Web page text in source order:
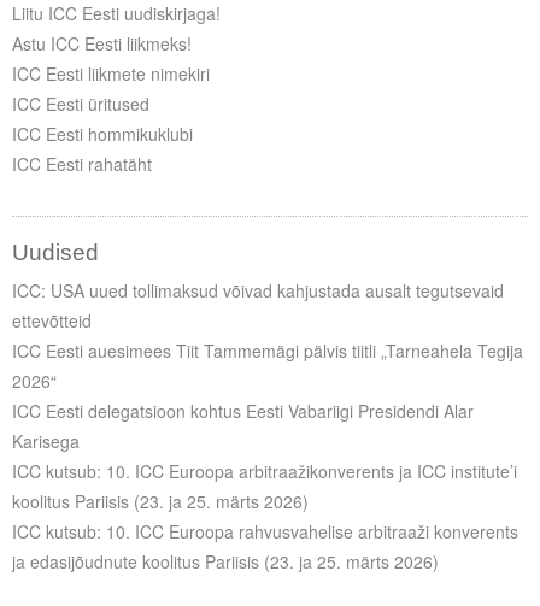
Liitu ICC Eesti uudiskirjaga!
Astu ICC Eesti liikmeks!
ICC Eesti liikmete nimekiri
ICC Eesti üritused
ICC Eesti hommikuklubi
ICC Eesti rahatäht
Uudised
ICC: USA uued tollimaksud võivad kahjustada ausalt tegutsevaid
ettevõtteid
ICC Eesti auesimees Tiit Tammemägi pälvis tiitli „Tarneahela Tegija
2026“
ICC Eesti delegatsioon kohtus Eesti Vabariigi Presidendi Alar
Karisega
ICC kutsub: 10. ICC Euroopa arbitraažikonverents ja ICC institute’i
koolitus Pariisis (23. ja 25. märts 2026)
ICC kutsub: 10. ICC Euroopa rahvusvahelise arbitraaži konverents
ja edasijõudnute koolitus Pariisis (23. ja 25. märts 2026)